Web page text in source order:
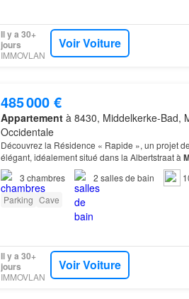
Il y a 30+
jours
IMMOVLAN
Voir Voiture
485 000 €
Appartementà 8430, Middelkerke-Bad,
Occidentale
Découvrez la Résidence « Rapide », un projet
élégant, idéalement situé dans la Albertstraat à
3 chambres 2 salles de bain
Parking Cave
Il y a 30+
jours
IMMOVLAN
Voir Voiture